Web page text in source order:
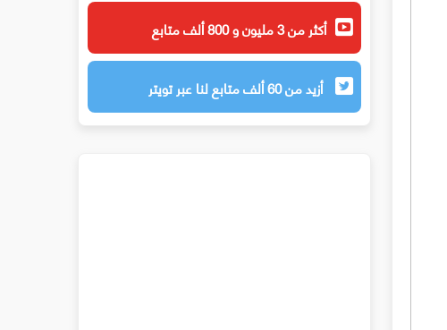
أكثر من 3 مليون و 800 ألف متابع
أزيد من 60 ألف متابع لنا عبر تويتر